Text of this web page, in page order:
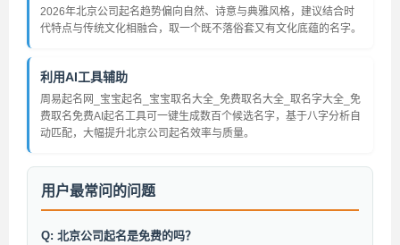
2026年北京公司起名趋势偏向自然、诗意与典雅风格，建议结合时
代特点与传统文化相融合，取一个既不落俗套又有文化底蕴的名字。
利用AI工具辅助
周易起名网_宝宝起名_宝宝取名大全_免费取名大全_取名字大全_免
费取名免费AI起名工具可一键生成数百个候选名字，基于八字分析自
动匹配，大幅提升北京公司起名效率与质量。
用户最常问的问题
Q: 北京公司起名是免费的吗？